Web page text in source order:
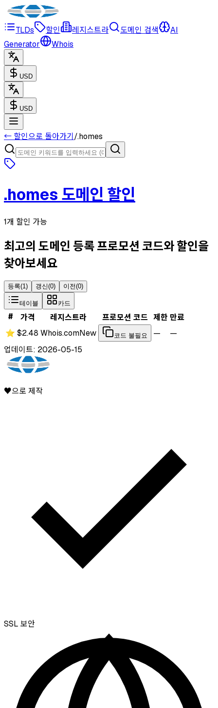
TLDs 할인 레지스트라 도메인 검색
AI
Generator
Whois
USD
USD
← 할인으로 돌아가기 /.homes
.homes 도메인 할인
1개 할인 가능
최고의 도메인 등록 프로모션 코드와 할인을
찾아보세요
등록(1) 갱신(0) 이전(0)
테이블 카드
# 가격 레지스트라 프로모션 코드 제한 만료
⭐ $2.48 Whois.comNew 코드 불필요 —
—
업데이트: 2026-05-15
♥으로 제작
SSL 보안